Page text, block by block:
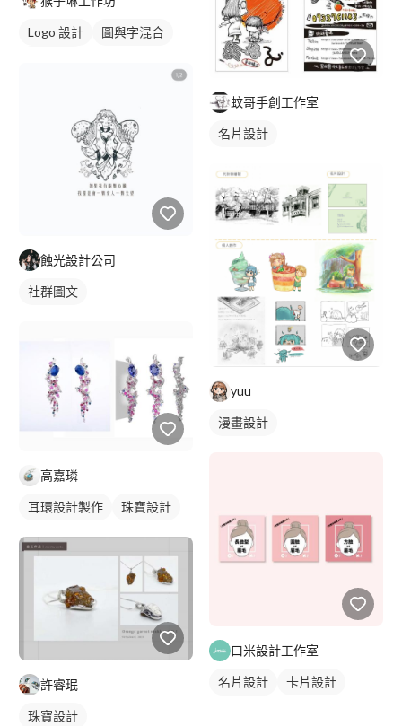
Logo 設計
圖與字混合
蝕光設計公司
社群圖文
高嘉璘
耳環設計製作 珠寶設計
許睿珉
珠寶設計
蚊哥手創工作室
名片設計
yuu
漫畫設計
口米設計工作室
名片設計
卡片設計